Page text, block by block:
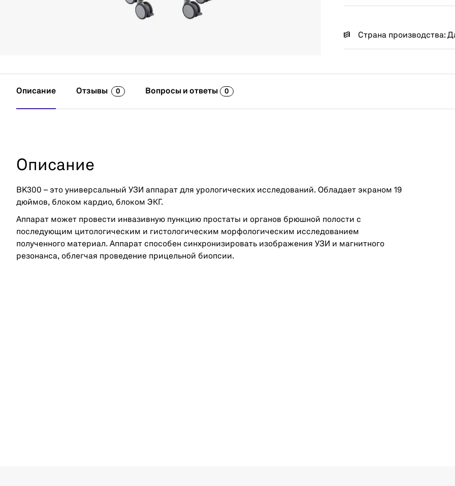
Страна производства:
Описание Отзывы 0 Вопросы и ответы 0
Описание
BK300 – это универсальный УЗИ аппарат для урологических исследований. Обладает экраном 19
дюймов, блоком кардио, блоком ЭКГ.
Аппарат может провести инвазивную пункцию простаты и органов брюшной полости с
последующим цитологическим и гистологическим морфологическим исследованием
полученного материал. Аппарат способен синхронизировать изображения УЗИ и магнитного
резонанса, облегчая проведение прицельной биопсии.